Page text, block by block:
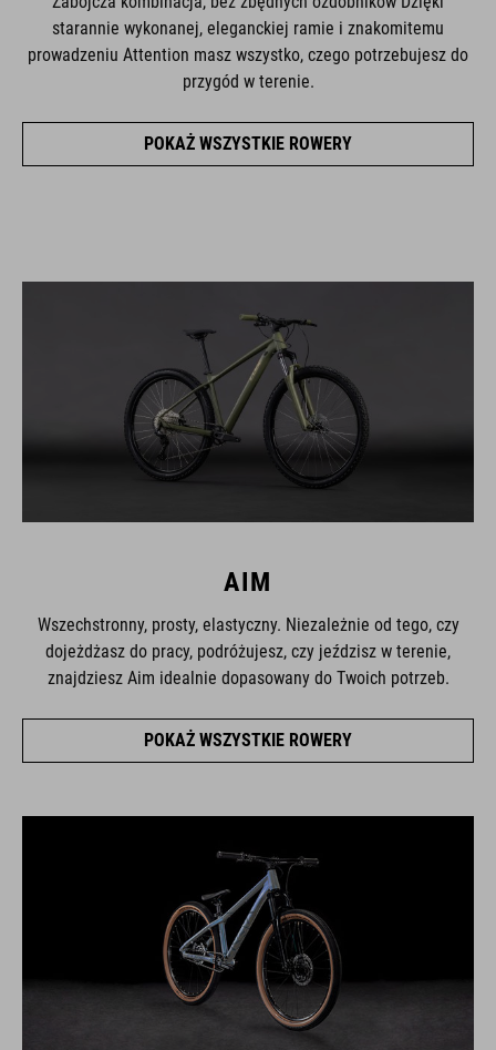
starannie wykonanej, eleganckiej ramie i znakomitemu
prowadzeniu Attention masz wszystko, czego potrzebujesz do
przygód w terenie.
POKAŻ WSZYSTKIE ROWERY
AIM
Wszechstronny, prosty, elastyczny. Niezależnie od tego, czy
dojeżdżasz do pracy, podróżujesz, czy jeździsz w terenie,
znajdziesz Aim idealnie dopasowany do Twoich potrzeb.
POKAŻ WSZYSTKIE ROWERY